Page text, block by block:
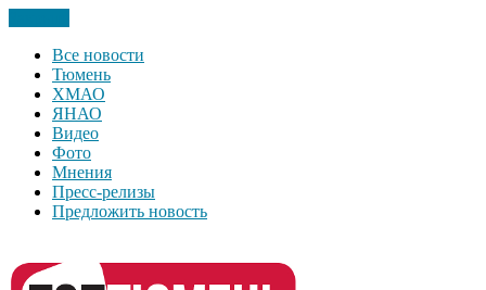
Все новости
Тюмень
ХМАО
ЯНАО
Видео
Фото
Мнения
Пресс-релизы
Предложить новость